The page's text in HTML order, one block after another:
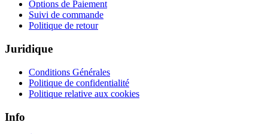
Options de Paiement
Suivi de commande
Politique de retour
Juridique
Conditions Générales
Politique de confidentialité
Politique relative aux cookies
Info